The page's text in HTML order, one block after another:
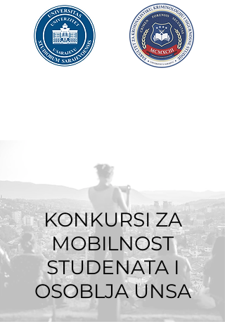
KONKURSI ZA
MOBILNOST
STUDENATA I
OSOBLJA UNSA